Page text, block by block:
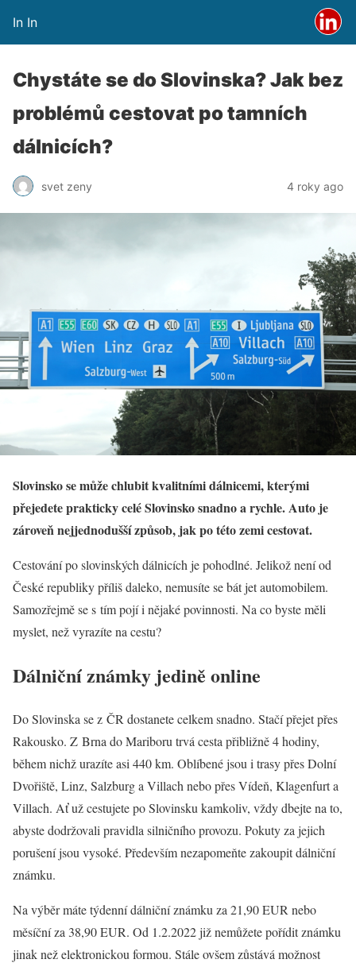
In In
Chystáte se do Slovinska? Jak bez
problémů cestovat po tamních
dálnicích?
svet zeny 4 roky ago
Slovinsko se může chlubit kvalitními dálnicemi, kterými
přejedete prakticky celé Slovinsko snadno a rychle. Auto je
zároveň nejjednodušší způsob, jak po této zemi cestovat.
Cestování po slovinských dálnicích je pohodlné. Jelikož není od
České republiky příliš daleko, nemusíte se bát jet automobilem.
Samozřejmě se s tím pojí i nějaké povinnosti. Na co byste měli
myslet, než vyrazíte na cestu?
Dálniční známky jedině online
Do Slovinska se z ČR dostanete celkem snadno. Stačí přejet přes
Rakousko. Z Brna do Mariboru trvá cesta přibližně 4 hodiny,
během nichž urazíte asi 440 km. Oblíbené jsou i trasy přes Dolní
Dvořiště, Linz, Salzburg a Villach nebo přes Vídeň, Klagenfurt a
Villach. Ať už cestujete po Slovinsku kamkoliv, vždy dbejte na to,
abyste dodržovali pravidla silničního provozu. Pokuty za jejich
porušení jsou vysoké. Především nezapomeňte zakoupit dálniční
známku.
Na výběr máte týdenní dálniční známku za 21,90 EUR nebo
měsíční za 38,90 EUR. Od 1.2.2022 již nemůžete pořídit známku
jinak než elektronickou formou. Stále ovšem zůstává možnost